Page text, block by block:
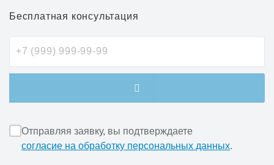
Бесплатная консультация
Отправляя заявку, вы подтверждаете
согласие на обработку персональных данных.